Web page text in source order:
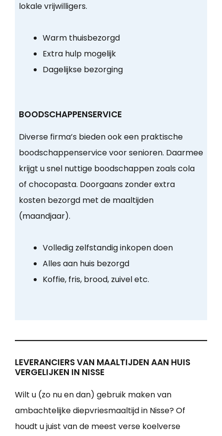
lokale vrijwilligers.
Warm thuisbezorgd
Extra hulp mogelijk
Dagelijkse bezorging
BOODSCHAPPENSERVICE
Diverse firma’s bieden ook een praktische
boodschappenservice voor senioren. Daarmee
krijgt u snel nuttige boodschappen zoals cola
of chocopasta. Doorgaans zonder extra
kosten bezorgd met de maaltijden
(maandjaar).
Volledig zelfstandig inkopen doen
Alles aan huis bezorgd
Koffie, fris, brood, zuivel etc.
LEVERANCIERS VAN MAALTIJDEN AAN HUIS
VERGELIJKEN IN NISSE
Wilt u (zo nu en dan) gebruik maken van
ambachtelijke diepvriesmaaltijd in Nisse? Of
houdt u juist van de meest verse koelverse